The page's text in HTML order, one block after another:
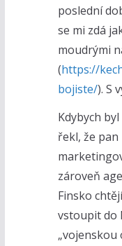
poslední
se mi zdá
moudrými
(https://
bojiste/). S
Kdybych
řekl, že
zároveň
Finsko
vstoupit do
„vojenskou